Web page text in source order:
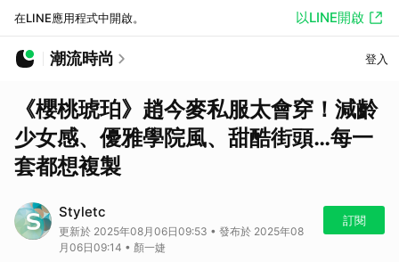
在LINE應用程式中開啟。 以LINE開啟
潮流時尚 登入
《櫻桃琥珀》趙今麥私服太會穿！減齡
少女感、優雅學院風、甜酷街頭…每一
套都想複製
Styletc
更新於 2025年08月06日09:53 • 發布於 2025年08
月06日09:14 • 顏一婕
訂閱